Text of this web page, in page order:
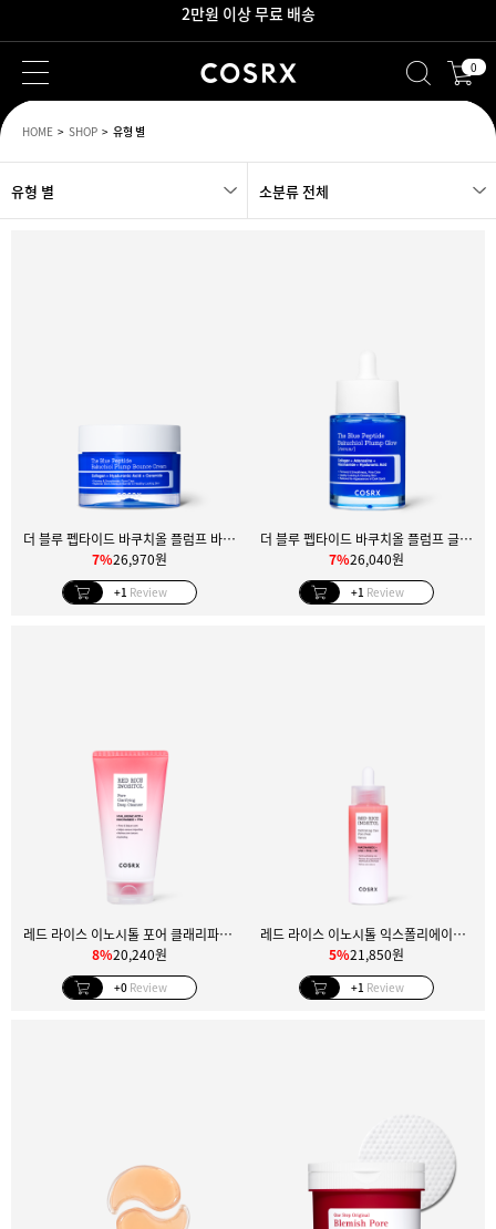
새로워진 회원 혜택을 만나보세요!
0
HOME SHOP 유형 별
더 블루 펩타이드 바쿠치올 플럼프 바운스 크림
7%26,970원
+1 Review
더 블루 펩타이드 바쿠치올 플럼프 글로우 세럼
7%26,040원
+1 Review
레드 라이스 이노시톨 포어 클래리파잉 딥 클렌저
8%20,240원
+0 Review
레드 라이스 이노시톨 익스폴리에이팅 케어 포어 필 세럼
5%21,850원
+1 Review